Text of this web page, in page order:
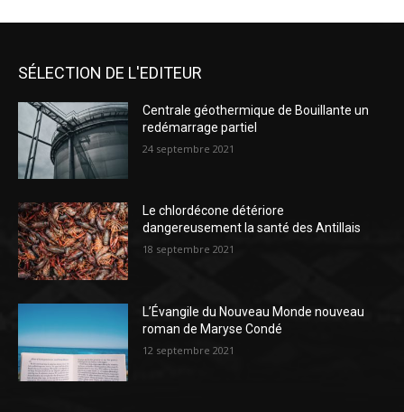
SÉLECTION DE L'EDITEUR
Centrale géothermique de Bouillante un
redémarrage partiel
24 septembre 2021
Le chlordécone détériore
dangereusement la santé des Antillais
18 septembre 2021
L’Évangile du Nouveau Monde nouveau
roman de Maryse Condé
12 septembre 2021